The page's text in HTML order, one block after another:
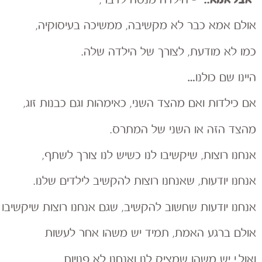
אולם אמא כבר לא מקשיבה, ממשיכה בעיסוקיה,
כמו לא מודעת, לצורך של הילדה שלה.
היינו שם כולנו…
אם כילדות ואם מהצד השני, כאימהות וגם כבנות זוג,
מהצד הזה או השני של המתרס.
אנחנו רוצות, שיקשיבו לנו כשיש לנו צורך לשתף,
אנחנו יודעות, שאנחנו רוצות להקשיב לילדים שלנו.
אנחנו יודעות שחשוב להקשיב, שגם אנחנו רוצות שיקשיבו
אולם ברגע האמת, תמיד יש משהו אחר לעשות